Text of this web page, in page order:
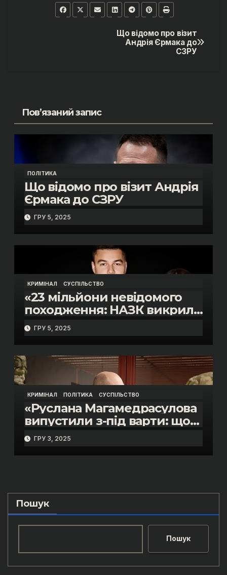
Що відомо про візит
Андрія Єрмака до
СЗРУ
Пов’язаний запис
ПОЛІТИКА
Що відомо про візит Андрія
Єрмака до СЗРУ
ГРУ 5, 2025
КРИМІНАЛ СУСПІЛЬСТВО
«23 мільйони невідомого
походження: НАЗК викрило
розкішне життя інспектора
митниці “Тиса” Василя
Пупени»
ГРУ 5, 2025
КРИМІНАЛ ПОЛІТИКА СУСПІЛЬСТВО
«Руслана Магамедрасулова
випустили з-під варти: що
відбувалось у залі суду»
ГРУ 3, 2025
Пошук
Пошук